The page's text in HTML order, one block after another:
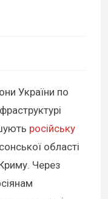
України по
російську
області
Через